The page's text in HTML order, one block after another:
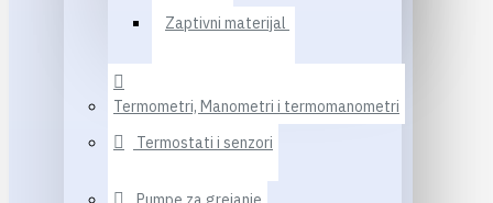
Zaptivni materijal
Termometri, Manometri i termomanometri
Termostati i senzori